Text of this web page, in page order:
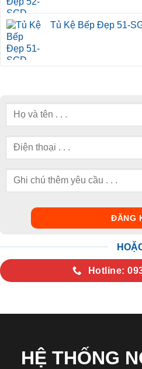
Tủ Kệ Bếp Đẹp 51-
Hotline:
HỆ THỐNG